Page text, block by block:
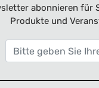
abonnieren für
Produkte und